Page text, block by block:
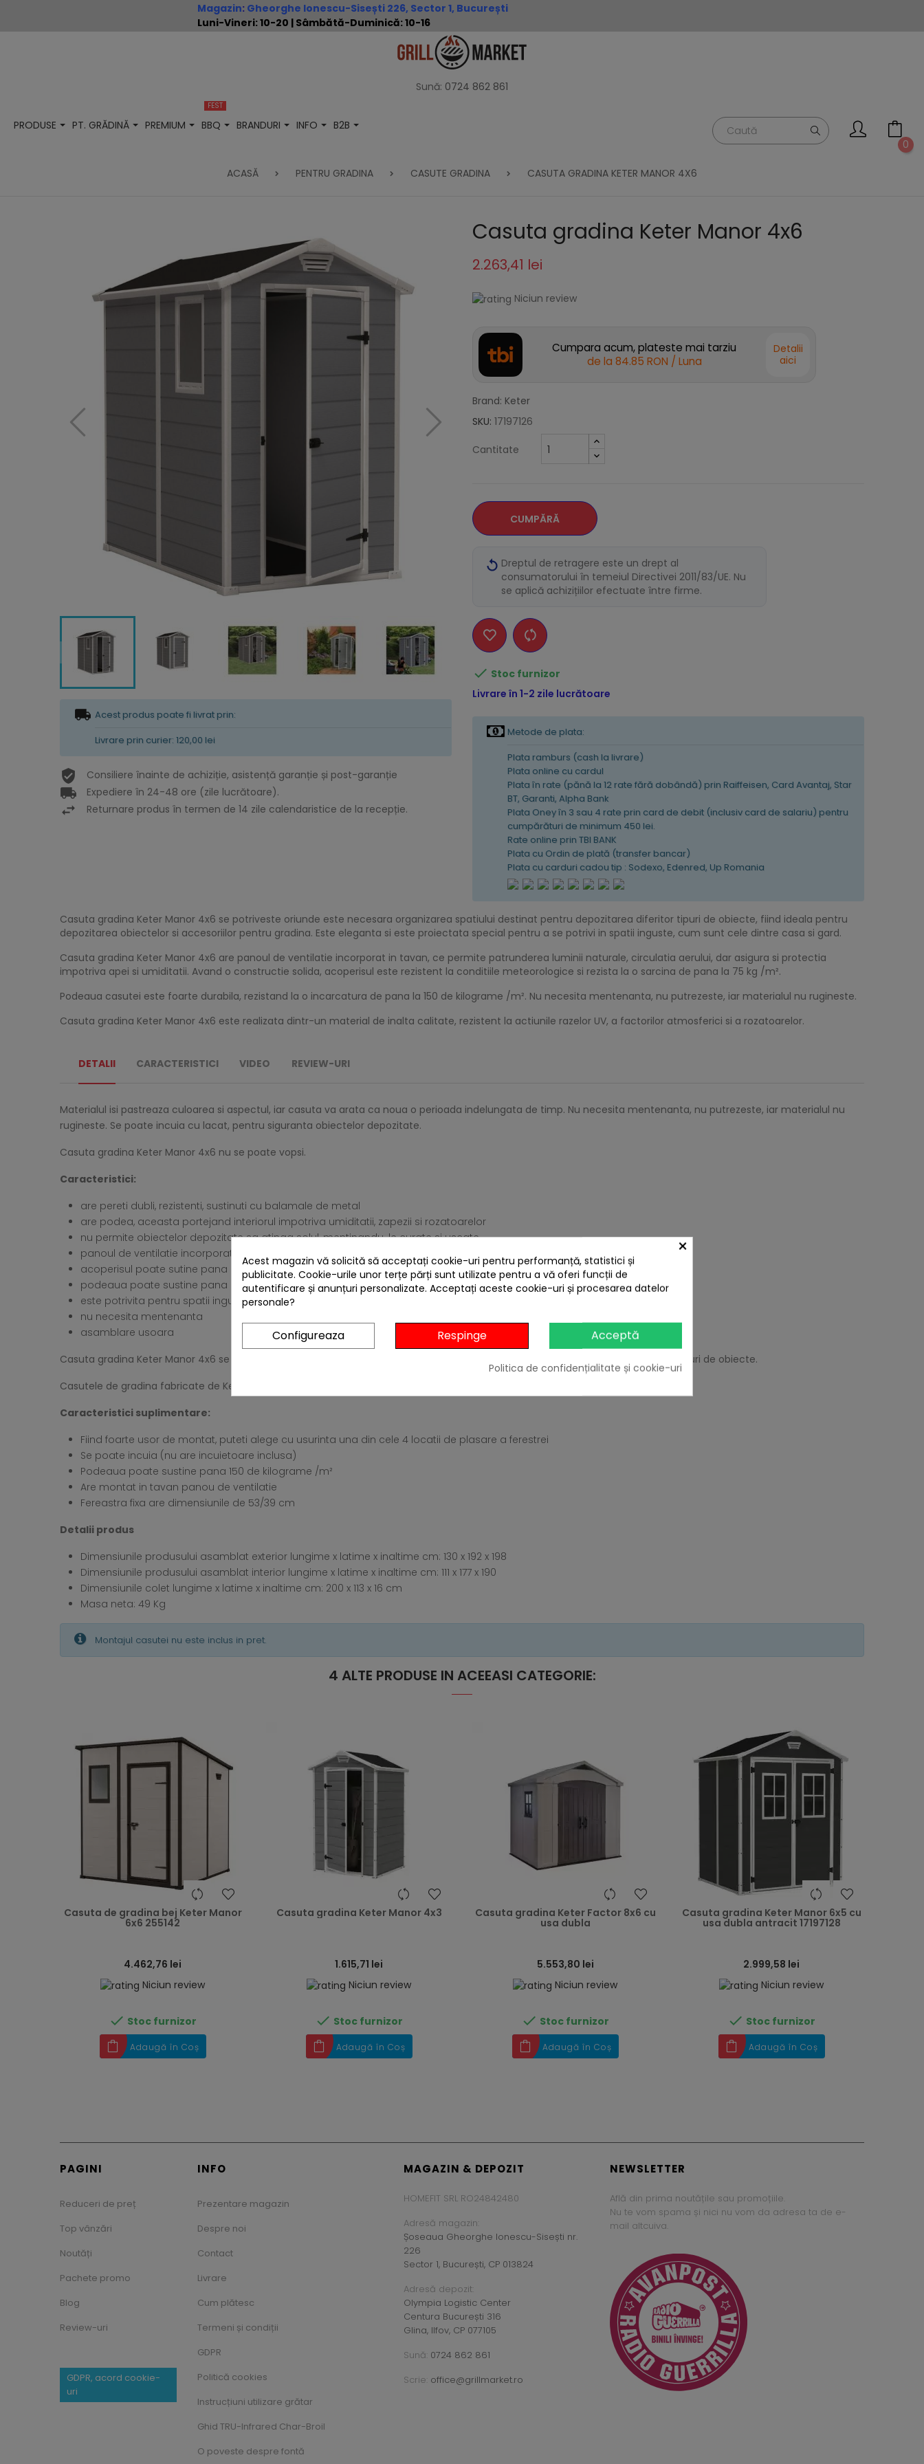
Magazin: Gheorghe Ionescu-Sisești 226, Sector 1, București
Luni-Vineri: 10-20 | Sâmbătă-Duminică: 10-16
Sună: 0724 862 861
PRODUSE PT. GRĂDINĂ PREMIUM BBQ
FEST
BRANDURI INFO
B2B
0
ACASĂ PENTRU GRADINA CASUTE GRADINA CASUTA GRADINA KETER MANOR 4X6
Acest produs poate fi livrat prin:
Livrare prin curier: 120,00 lei
Consiliere înainte de achiziție, asistență garanție și post-garanție
Expediere în 24-48 ore (zile lucrătoare).
Returnare produs în termen de 14 zile calendaristice de la recepție.
Casuta gradina Keter Manor 4x6
2.263,41 lei
Niciun review
Cumpara acum, plateste mai tarziu
de la 84.85 RON / Luna
Detalii
aici
Brand: Keter
SKU: 17197126
Cantitate
CUMPĂRĂ
Dreptul de retragere este un drept al
consumatorului în temeiul Directivei 2011/83/UE. Nu
se aplică achizițiilor efectuate între firme.
 Stoc furnizor
Livrare în 1-2 zile lucrătoare
Metode de plata:
Plata ramburs (cash la livrare)
Plata online cu cardul
Plata în rate (pănă la 12 rate fără dobândă) prin Raiffeisen, Card Avantaj, Star
BT, Garanti, Alpha Bank
Plata Oney în 3 sau 4 rate prin card de debit (inclusiv card de salariu) pentru
cumpărături de minimum 450 lei.
Rate online prin TBI BANK
Plata cu Ordin de plată (transfer bancar)
Plata cu carduri cadou tip : Sodexo, Edenred, Up Romania
Casuta gradina Keter Manor 4x6 se potriveste oriunde este necesara organizarea spatiului destinat pentru depozitarea diferitor tipuri de obiecte, fiind ideala pentru
depozitarea obiectelor si accesoriilor pentru gradina. Este eleganta si este proiectata special pentru a se potrivi in spatii inguste, cum sunt cele dintre casa si gard.
Casuta gradina Keter Manor 4x6 are panoul de ventilatie incorporat in tavan, ce permite patrunderea luminii naturale, circulatia aerului, dar asigura si protectia
impotriva apei si umiditatii. Avand o constructie solida, acoperisul este rezistent la conditiile meteorologice si rezista la o sarcina de pana la 75 kg /m².
Podeaua casutei este foarte durabila, rezistand la o incarcatura de pana la 150 de kilograme /m². Nu necesita mentenanta, nu putrezeste, iar materialul nu rugineste.
Casuta gradina Keter Manor 4x6 este realizata dintr-un material de inalta calitate, rezistent la actiunile razelor UV, a factorilor atmosferici si a rozatoarelor.
DETALII CARACTERISTICI VIDEO REVIEW-URI
Materialul isi pastreaza culoarea si aspectul, iar casuta va arata ca noua o perioada indelungata de timp. Nu necesita mentenanta, nu putrezeste, iar materialul nu
rugineste. Se poate incuia cu lacat, pentru siguranta obiectelor depozitate.
Casuta gradina Keter Manor 4x6 nu se poate vopsi.
Caracteristici:
are pereti dubli, rezistenti, sustinuti cu balamale de metal
are podea, aceasta portejand interiorul impotriva umiditatii, zapezii si rozatoarelor
nu permite obiectelor depozitate sa atinga solul, mentinandu-le curate si uscate
panoul de ventilatie incorporat permite circulatia aerului si asigura protectie impotriva apei si umiditatii
acoperisul poate sutine pana la 75 kg zapada/m²
podeaua poate sustine pana la 150 Kg/m²
este potrivita pentru spatii inguste
nu necesita mentenanta
asamblare usoara
Casuta gradina Keter Manor 4x6 se potriveste oriunde este necesara organizarea spatiului destinat pentru depozitarea diferitor tipuri de obiecte.
Casutele de gradina fabricate de Keter sunt ecologice si sunt realizate in mare parte din materiale reciclate.
Caracteristici suplimentare:
Fiind foarte usor de montat, puteti alege cu usurinta una din cele 4 locatii de plasare a ferestrei
Se poate incuia (nu are incuietoare inclusa)
Podeaua poate sustine pana 150 de kilograme /m²
Are montat in tavan panou de ventilatie
Fereastra fixa are dimensiunile de 53/39 cm
Detalii produs
Dimensiunile produsului asamblat exterior lungime x latime x inaltime cm: 130 x 192 x 198
Dimensiunile produsului asamblat interior lungime x latime x inaltime cm: 111 x 177 x 190
Dimensiunile colet lungime x latime x inaltime cm: 200 x 113 x 16 cm
Masa neta: 49 Kg
Montajul casutei nu este inclus in pret.
4 ALTE PRODUSE IN ACEEASI CATEGORIE:
heart
Casuta de gradina bej Keter Manor
6x6 255142
4.462,76 lei
Niciun review
 Stoc furnizor
Adaugă în Coș
heart
Casuta gradina Keter Manor 4x3
1.615,71 lei
Niciun review
 Stoc furnizor
Adaugă în Coș
heart
Casuta gradina Keter Factor 8x6 cu
usa dubla
5.553,80 lei
Niciun review
 Stoc furnizor
Adaugă în Coș
heart
Casuta gradina Keter Manor 6x5 cu
usa dubla antracit 17197128
2.999,58 lei
Niciun review
 Stoc furnizor
Adaugă în Coș
PAGINI
Reduceri de preț
Top vânzări
Noutăți
Pachete promo
Blog
Review-uri
GDPR, acord cookie-
uri
INFO
Prezentare magazin
Despre noi
Contact
Livrare
Cum plătesc
Termeni și condiții
GDPR
Politică cookies
Instrucțiuni utilizare grătar
Ghid TRU-Infrared Char-Broil
O poveste despre fontă
MAGAZIN & DEPOZIT
HOMEFIT SRL RO24842480
Adresă magazin:
Șoseaua Gheorghe Ionescu-Sisești nr.
226
Sector 1, București, CP 013824
Adresă depozit:
Olympia Logistic Center
Centura București 316
Glina, Ilfov, CP 077105
Sună: 0724 862 861
Scrie: office@grillmarket.ro
NEWSLETTER
Află din prima noutățile sau promoțiile.
Nu te vom spama și nici nu vom da adresa ta de e-
mail altcuiva.
×
Acest magazin vă solicită să acceptați cookie-uri pentru performanță, statistici și
publicitate. Cookie-urile unor terțe părți sunt utilizate pentru a vă oferi funcții de
autentificare și anunțuri personalizate. Acceptați aceste cookie-uri și procesarea datelor
personale?
Configureaza Respinge Acceptă
Politica de confidențialitate și cookie-uri